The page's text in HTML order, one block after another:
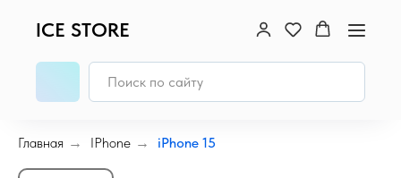
ICE STORE
Главная → IPhone → iPhone 15